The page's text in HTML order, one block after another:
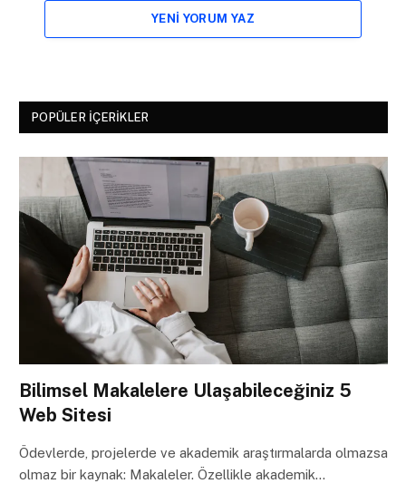
YENI YORUM YAZ
POPÜLER İÇERIKLER
Bilimsel Makalelere Ulaşabileceğiniz 5
Web Sitesi
Ödevlerde, projelerde ve akademik araştırmalarda olmazsa
olmaz bir kaynak: Makaleler. Özellikle akademik…